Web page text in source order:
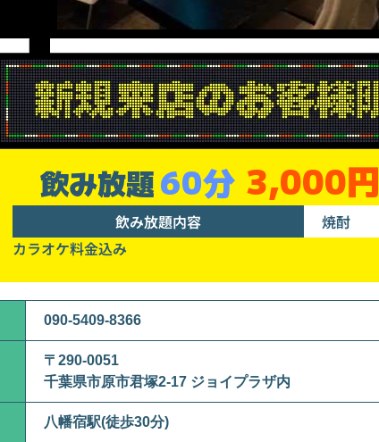
飲み放題60分 3,000円
飲み放題内容
焼酎
カラオケ料金込み
090-5409-8366
〒290-0051
千葉県市原市君塚2-17 ジョイプラザ内
八幡宿駅(徒歩30分)